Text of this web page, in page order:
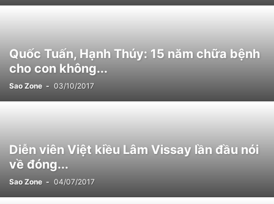
Quốc Tuấn, Hạnh Thúy: 15 năm chữa bệnh
cho con không...
Sao Zone - 03/10/2017
Diễn viên Việt kiều Lâm Vissay lần đầu nói
về đóng...
Sao Zone - 04/07/2017